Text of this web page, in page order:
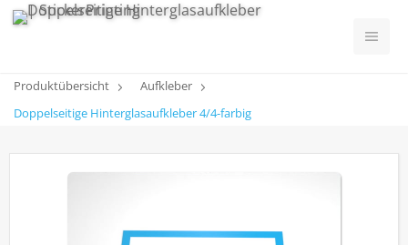
Produktübersicht
Aufkleber
Doppelseitige Hinterglasaufkleber 4/4-farbig